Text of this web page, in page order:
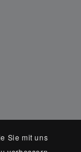
Sie mit uns